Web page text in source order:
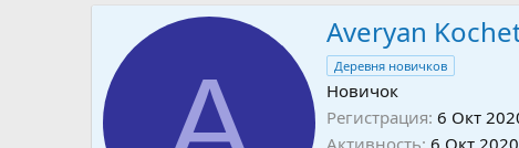
Averyan
Деревня новичков
Новичок
Регистрация 6 Окт
Активность 6 Окт 2020